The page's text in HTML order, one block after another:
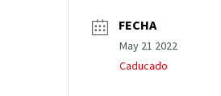
FECHA
May 21 2022
Caducado